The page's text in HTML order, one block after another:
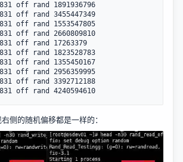
off rand 1891936796
off rand 3455447349
off rand 1553547805
off rand 2660809810
off rand 17263379
off rand 1823528783
off rand 1355450167
off rand 2956359995
off rand 3392712188
侧的随机偏移都是一样的：